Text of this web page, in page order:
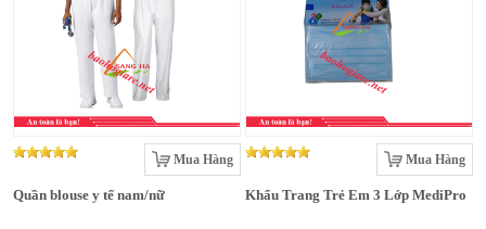
Mua Hàng
Quần blouse y tế nam/nữ
Mua Hàng
Khẩu Trang Trẻ Em 3 Lớp MediPro